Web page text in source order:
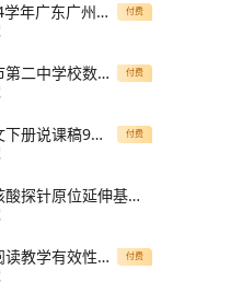
2023-2024学年广东广州市第七中学数学人教版七年级下册不等式与不等式组综合训练练习题 付费
四川遂宁市第二中学校数学七年级上册期中综合测评必考点解析试题（含解析） 付费
八年级语文下册说课稿9桃花源记(说课稿) 付费
构建新型核酸探针原位延伸基因芯片的研究的中期报告
初中语文阅读教学有效性初探 付费